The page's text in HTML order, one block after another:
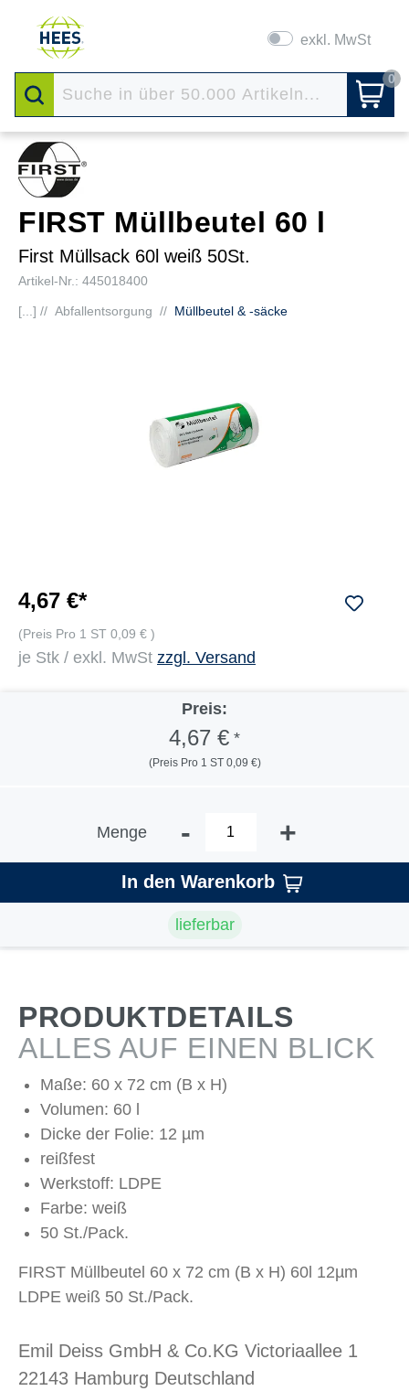
exkl. MwSt
0
FIRST Müllbeutel 60 l
First Müllsack 60l weiß 50St.
Artikel-Nr.: 445018400
[...] // Abfallentsorgung // Müllbeutel & -säcke
4,67 €*
(Preis Pro 1 ST 0,09 € )
je Stk / exkl. MwSt zzgl. Versand
Preis:
4,67 € *
(Preis Pro 1 ST 0,09 €)
Menge - +
In den Warenkorb
lieferbar
PRODUKTDETAILS
ALLES AUF EINEN BLICK
Maße: 60 x 72 cm (B x H)
Volumen: 60 l
Dicke der Folie: 12 µm
reißfest
Werkstoff: LDPE
Farbe: weiß
50 St./Pack.
FIRST Müllbeutel 60 x 72 cm (B x H) 60l 12µm
LDPE weiß 50 St./Pack.
Emil Deiss GmbH & Co.KG Victoriaallee 1
22143 Hamburg Deutschland